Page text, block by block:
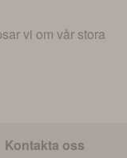
vi om vår stora
Kontakta oss